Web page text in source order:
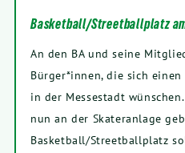
Basketball/Streetballplatz
An den BA und seine
Bürger*innen, die sich
in der Messestadt
nun an der Skateranlage
Basketball/Streetballplatz